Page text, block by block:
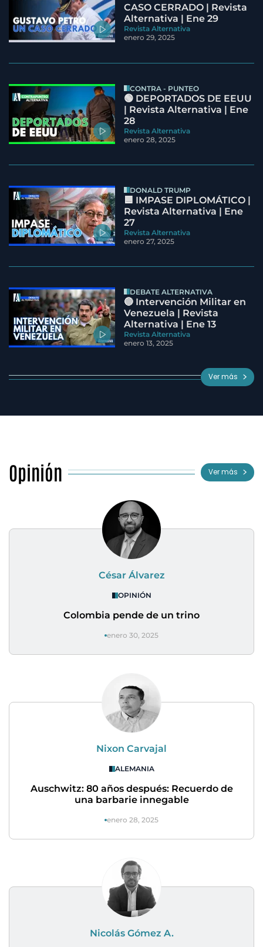
CASO CERRADO | Revista
Alternativa | Ene 29
Revista Alternativa
enero 29, 2025
CONTRA - PUNTEO
🟢 DEPORTADOS DE EEUU
| Revista Alternativa | Ene
28
Revista Alternativa
enero 28, 2025
DONALD TRUMP
🟦 IMPASE DIPLOMÁTICO |
Revista Alternativa | Ene
27
Revista Alternativa
enero 27, 2025
DEBATE ALTERNATIVA
🔵 Intervención Militar en
Venezuela | Revista
Alternativa | Ene 13
Revista Alternativa
enero 13, 2025
Ver más
Opinión Ver más
César Álvarez
OPINIÓN
Colombia pende de un trino
enero 30, 2025
Nixon Carvajal
ALEMANIA
Auschwitz: 80 años después: Recuerdo de
una barbarie innegable
enero 28, 2025
Nicolás Gómez A.